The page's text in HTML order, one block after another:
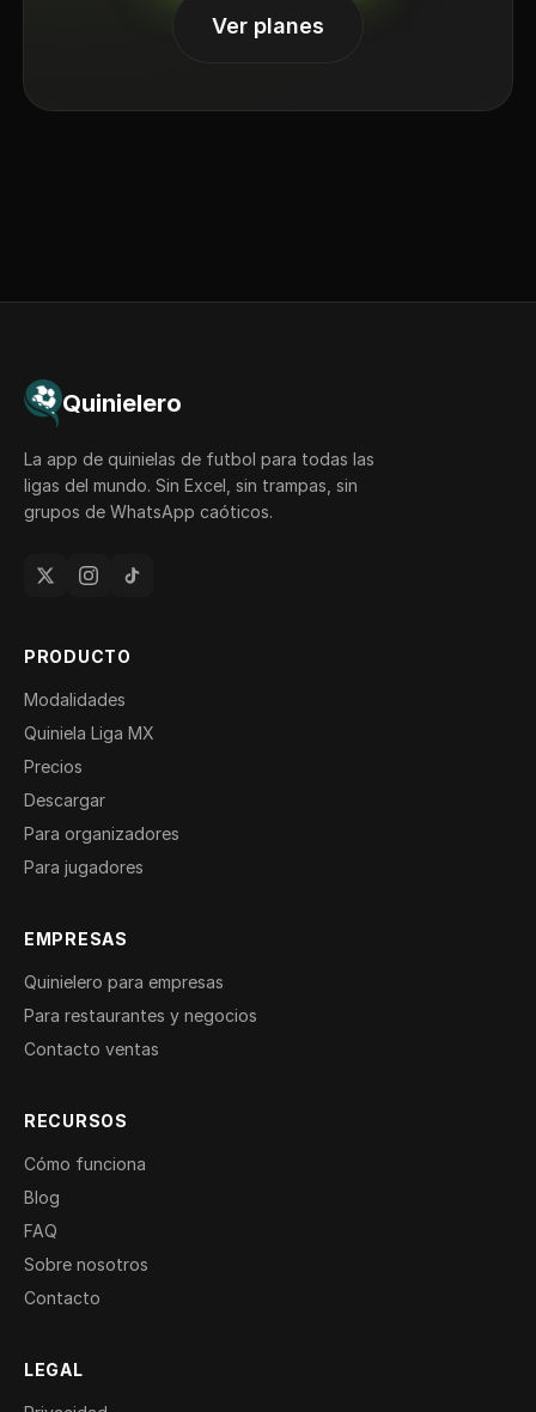
Ver planes
Quinielero
La app de quinielas de futbol para todas las
ligas del mundo. Sin Excel, sin trampas, sin
grupos de WhatsApp caóticos.
PRODUCTO
Modalidades
Quiniela Liga MX
Precios
Descargar
Para organizadores
Para jugadores
EMPRESAS
Quinielero para empresas
Para restaurantes y negocios
Contacto ventas
RECURSOS
Cómo funciona
Blog
FAQ
Sobre nosotros
Contacto
LEGAL